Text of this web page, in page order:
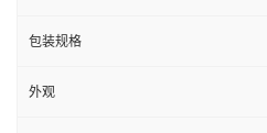
包装规格
外观